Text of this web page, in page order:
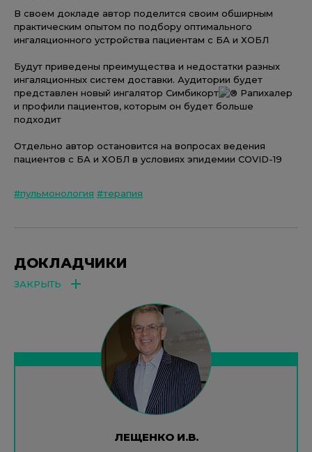
В своем докладе автор поделится своим обширным
практическим опытом по подбору оптимального
ингаляционного устройства пациентам с БА и ХОБЛ
Будут приведены преимущества и недостатки разных
ингаляционных систем доставки. Аудитории будет
представлен новый ингалятор Симбикорт
Рапихалер
и профили пациентов, которым он будет больше
подходит
Отдельно автор остановится на вопросах ведения
пациентов с БА и ХОБЛ в условиях эпидемии COVID-19
#пульмонология #терапия
ДОКЛАДЧИКИ
ЗАКРЫТЬ
ЛЕЩЕНКО И.В.